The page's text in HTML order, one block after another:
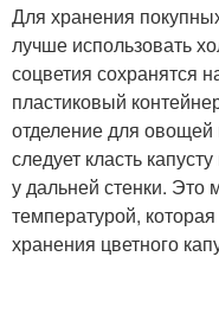
Для хранения
лучше использовать
соцветия сохранятся
пластиковый
отделение для
следует класть
у дальней стенки. Это
температурой,
хранения цветного